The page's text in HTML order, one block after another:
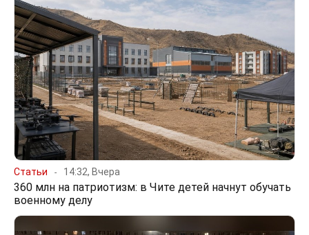
Статьи 14:32, Вчера
360 млн на патриотизм: в Чите детей начнут обучать
военному делу